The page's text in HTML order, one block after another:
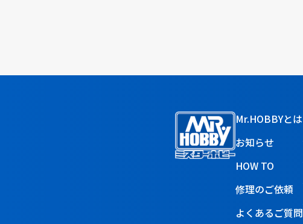
Mr.HOBBYとは
お知らせ
HOW TO
修理のご依頼
よくあるご質問